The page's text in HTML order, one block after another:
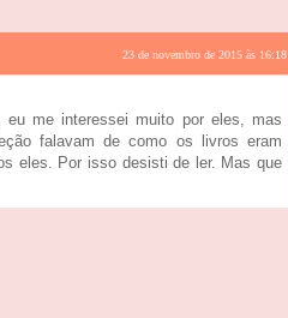
23 de novembro de 2015 às 16:18
me interessei muito por eles, mas
falavam de como os livros eram
eles. Por isso desisti de ler. Mas que